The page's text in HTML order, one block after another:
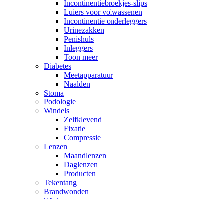
Incontinentiebroekjes-slips
Luiers voor volwassenen
Incontinentie onderleggers
Urinezakken
Penishuls
Inleggers
Toon meer
Diabetes
Meetapparatuur
Naalden
Stoma
Podologie
Windels
Zelfklevend
Fixatie
Compressie
Lenzen
Maandlenzen
Daglenzen
Producten
Tekentang
Brandwonden